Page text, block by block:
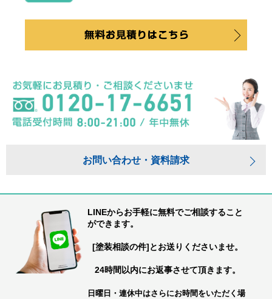
お問い合わせ・資料請求
LINEからお手軽に無料でご相談すること
ができます。
[塗装相談の件]とお送りくださいませ。
24時間以内にお返事させて頂きます。
日曜日・連休中はさらにお時間をいただく場